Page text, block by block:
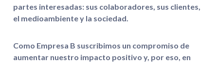
partes interesadas: sus colaboradores, sus clientes,
el medioambiente y la sociedad.
Como Empresa B suscribimos un compromiso de
aumentar nuestro impacto positivo y, por eso, en